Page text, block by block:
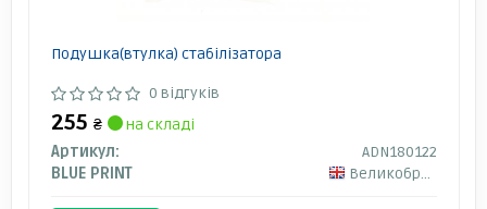
Подушка(втулка) стабілізатора
0 відгуків
255 ₴
на складі
Артикул:
ADN180122
BLUE PRINT
Великобританія